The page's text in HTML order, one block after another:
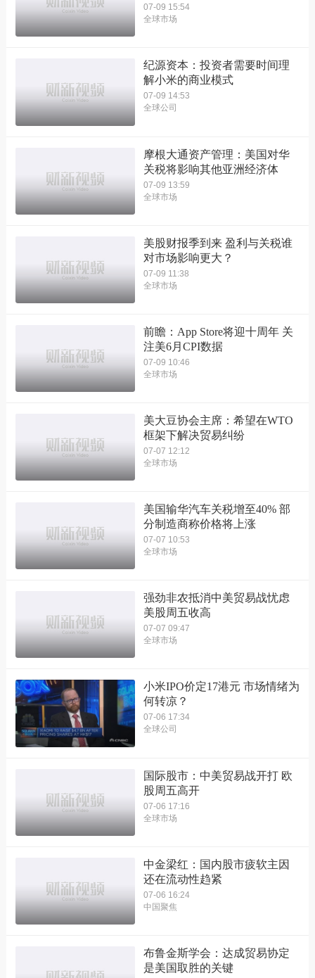
07-09 15:54
全球市场
纪源资本：投资者需要时间理
解小米的商业模式
07-09 14:53
全球公司
摩根大通资产管理：美国对华
关税将影响其他亚洲经济体
07-09 13:59
全球市场
美股财报季到来 盈利与关税谁
对市场影响更大？
07-09 11:38
全球市场
前瞻：App Store将迎十周年 关
注美6月CPI数据
07-09 10:46
全球市场
美大豆协会主席：希望在WTO
框架下解决贸易纠纷
07-07 12:12
全球市场
美国输华汽车关税增至40% 部
分制造商称价格将上涨
07-07 10:53
全球市场
强劲非农抵消中美贸易战忧虑
美股周五收高
07-07 09:47
全球市场
小米IPO价定17港元 市场情绪为
何转凉？
07-06 17:34
全球公司
国际股市：中美贸易战开打 欧
股周五高开
07-06 17:16
全球市场
中金梁红：国内股市疲软主因
还在流动性趋紧
07-06 16:24
中国聚焦
布鲁金斯学会：达成贸易协定
是美国取胜的关键